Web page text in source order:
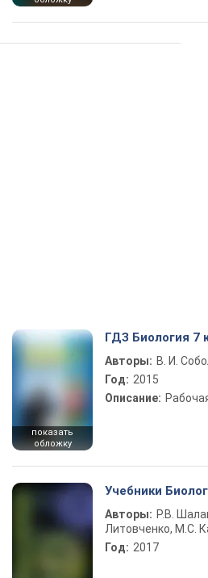
показать
обложку
ГДЗ Биология 7
Авторы: В. И.
Год: 2015
Описание:
Учебники
Авторы: Р.В.
Литовченко, М.С.
Год: 2017